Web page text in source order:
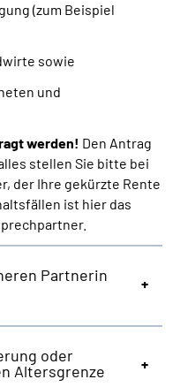
(zum Beispiel
sowie
und
werden! Den Antrag
stellen Sie bitte bei
der Ihre gekürzte Rente
ist hier das
Partnerin
oder
Altersgrenze